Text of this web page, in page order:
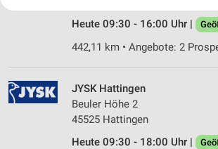
Heute 09:30 - 16:00 Uhr |
442,11 km • Angebote: 2
JYSK Hattingen
Beuler Höhe 2
45525 Hattingen
Heute 09:30 - 18:00 Uhr |
Website/App.
Wir nutzen Ihre Daten für folgende Zwecke:
Speichern von oder Zugriff auf
auf einem Endgerät
Werbeanzeigen